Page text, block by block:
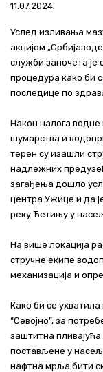
Контакт
+381 11 311 94 00
11.07.2024.
Услед изливања
акцијом
служби започета jе
процедура како би
последице по
Након налога
шумарства и
терен су изашли
надлежних
загађења дошло
центра Ужице и да
реку Ђетињу у
На више локација
стручне екипе
механизација и
Како би се
“Севојно”, за
заштитна
постављене у
нафтна мрља бити